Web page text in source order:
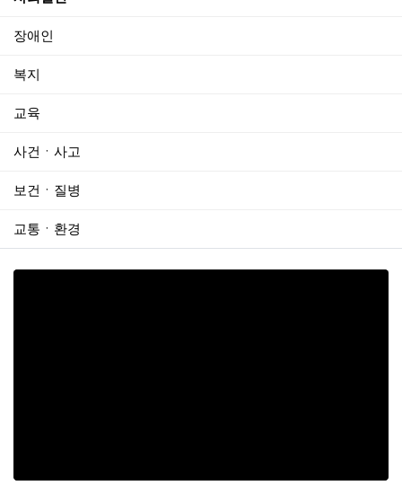
장애인
복지
교육
사건ㆍ사고
보건ㆍ질병
교통ㆍ환경